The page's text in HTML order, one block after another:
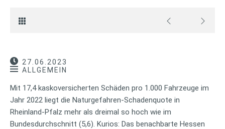
27.06.2023
ALLGEMEIN
Mit 17,4 kaskoversicherten Schäden pro 1.000 Fahrzeuge im
Jahr 2022 liegt die Naturgefahren-Schadenquote in
Rheinland-Pfalz mehr als dreimal so hoch wie im
Bundesdurchschnitt (5,6). Kurios: Das benachbarte Hessen